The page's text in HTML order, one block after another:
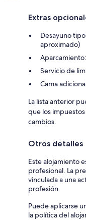
Extras
Desayuno
aproximado)
Servicio de
Cama
La lista anterior
que los
cambios.
Otros detalles
Este alojamiento
profesional. La
vinculada a una
profesión.
Puede aplicarse
la política del